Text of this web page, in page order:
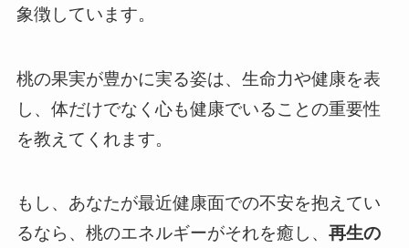
象徴しています。
桃の果実が豊かに実る姿は、生命力や健康を表
し、体だけでなく心も健康でいることの重要性
を教えてくれます。
もし、あなたが最近健康面での不安を抱えてい
るなら、桃のエネルギーがそれを癒し、 再生の